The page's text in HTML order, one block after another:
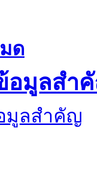
ด
อมูลสำ